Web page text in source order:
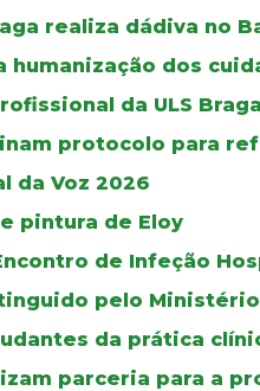
realiza dádiva no
humanização dos
da ULS
protocolo para
da Voz 2026
pintura de Eloy
de Infeção
pelo Ministério
da prática
parceria para a